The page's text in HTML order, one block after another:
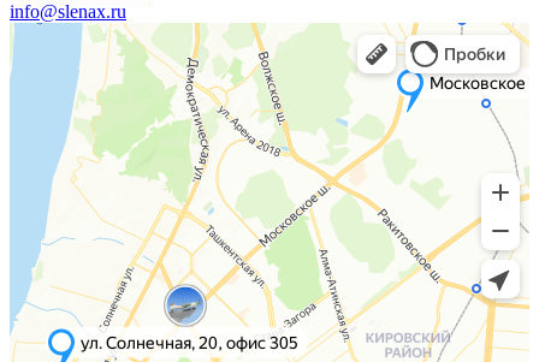
info@slenax.ru